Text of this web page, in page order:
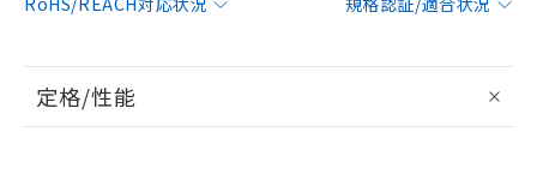
定格/性能